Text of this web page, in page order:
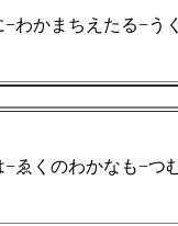
−わかまちえたる−う
−ゑくのわかなも−つ